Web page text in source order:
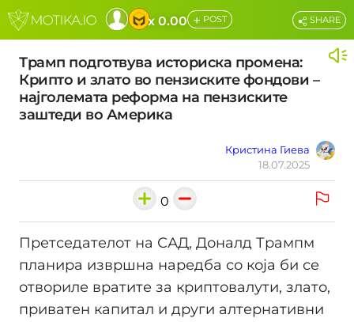
x 0.00 + POST
Трамп подготвува историска промена:
Крипто и злато во пензиските фондови –
најголемата реформа на пензиските
заштеди во Америка
Кристина Гиева
18.07.2025
SHARE
0
Претседателот на САД, Доналд Трампм
планира извршна наредба со која би се
отвориле вратите за криптовалути, злато,
приватен капитал и други алтернативни